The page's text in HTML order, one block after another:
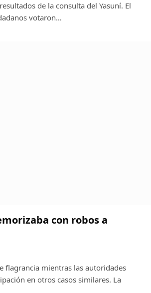
de la consulta del Yasuní. El
votaron…
con robos a
flagrancia mientras las autoridades
en otros casos similares. La